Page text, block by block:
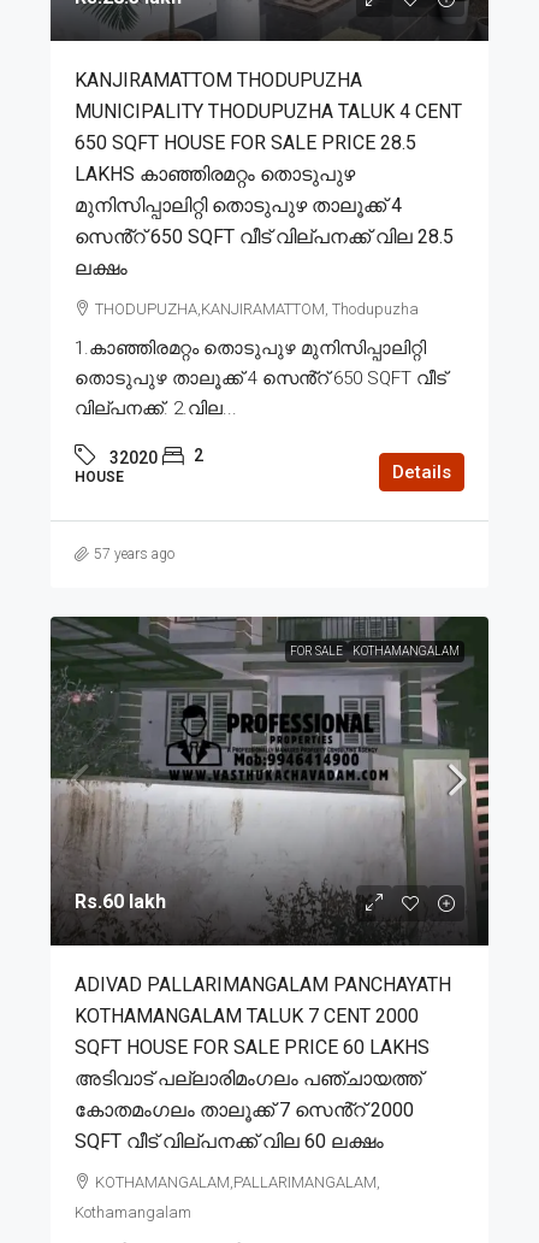
KANJIRAMATTOM THODUPUZHA
MUNICIPALITY THODUPUZHA TALUK 4 CENT
650 SQFT HOUSE FOR SALE PRICE 28.5
LAKHS കാഞ്ഞിരമറ്റം തൊടുപുഴ
മുനിസിപ്പാലിറ്റി തൊടുപുഴ താലൂക്ക് 4
സെൻ്റ് 650 SQFT വീട് വില്പനക്ക് വില 28.5
ലക്ഷം
THODUPUZHA,KANJIRAMATTOM, Thodupuzha
1.കാഞ്ഞിരമറ്റം തൊടുപുഴ മുനിസിപ്പാലിറ്റി
തൊടുപുഴ താലൂക്ക് 4 സെൻ്റ് 650 SQFT വീട്
വില്പനക്ക്. 2.വില...
32020 2
HOUSE Details
57 years ago
FOR SALE KOTHAMANGALAM
Rs.60 lakh
ADIVAD PALLARIMANGALAM PANCHAYATH
KOTHAMANGALAM TALUK 7 CENT 2000
SQFT HOUSE FOR SALE PRICE 60 LAKHS
അടിവാട് പല്ലാരിമംഗലം പഞ്ചായത്ത്
കോതമംഗലം താലൂക്ക് 7 സെൻ്റ് 2000
SQFT വീട് വില്പനക്ക് വില 60 ലക്ഷം
KOTHAMANGALAM,PALLARIMANGALAM,
Kothamangalam